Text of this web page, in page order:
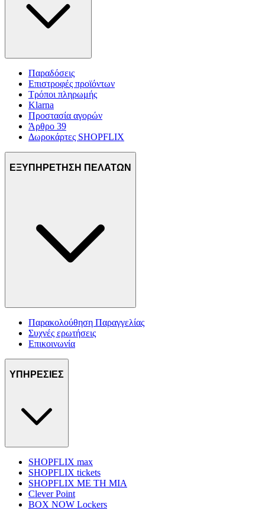
Παραδόσεις
Επιστροφές προϊόντων
Τρόποι πληρωμής
Klarna
Προστασία αγορών
Άρθρο 39
Δωροκάρτες SHOPFLIX
ΕΞΥΠΗΡΕΤΗΣΗ ΠΕΛΑΤΩΝ
Παρακολούθηση Παραγγελίας
Συχνές ερωτήσεις
Επικοινωνία
ΥΠΗΡΕΣΙΕΣ
SHOPFLIX max
SHOPFLIX tickets
SHOPFLIX ΜΕ ΤΗ ΜΙΑ
Clever Point
BOX NOW Lockers